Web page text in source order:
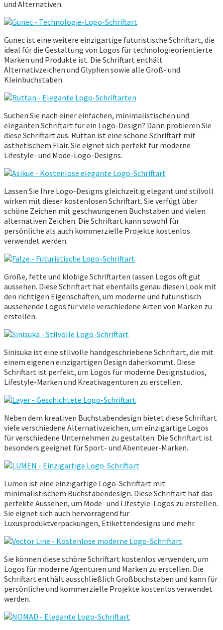
und Alternativen.
Gunec ist eine weitere einzigartige futuristische Schriftart, die
ideal für die Gestaltung von Logos für technologieorientierte
Marken und Produkte ist. Die Schriftart enthält
Alternativzeichen und Glyphen sowie alle Groß- und
Kleinbuchstaben.
Suchen Sie nach einer einfachen, minimalistischen und
eleganten Schriftart für ein Logo-Design? Dann probieren Sie
diese Schriftart aus. Ruttan ist eine schöne Schriftart mit
ästhetischem Flair. Sie eignet sich perfekt für moderne
Lifestyle- und Mode-Logo-Designs.
Lassen Sie Ihre Logo-Designs gleichzeitig elegant und stilvoll
wirken mit dieser kostenlosen Schriftart. Sie verfügt über
schöne Zeichen mit geschwungenen Buchstaben und vielen
alternativen Zeichen. Die Schriftart kann sowohl für
persönliche als auch kommerzielle Projekte kostenlos
verwendet werden.
Große, fette und klobige Schriftarten lassen Logos oft gut
aussehen. Diese Schriftart hat ebenfalls genau diesen Look mit
den richtigen Eigenschaften, um moderne und futuristisch
aussehende Logos für viele verschiedene Arten von Marken zu
erstellen.
Sinisuka ist eine stilvolle handgeschriebene Schriftart, die mit
einem eigenen einzigartigen Design daherkommt. Diese
Schriftart ist perfekt, um Logos für moderne Designstudios,
Lifestyle-Marken und Kreativagenturen zu erstellen.
Neben dem kreativen Buchstabendesign bietet diese Schriftart
viele verschiedene Alternativzeichen, um einzigartige Logos
für verschiedene Unternehmen zu gestalten. Die Schriftart ist
besonders geeignet für Sport- und Abenteuer-Marken.
Lumen ist eine einzigartige Logo-Schriftart mit
minimalistischem Buchstabendesign. Diese Schriftart hat das
perfekte Aussehen, um Mode- und Lifestyle-Logos zu erstellen.
Sie eignet sich auch hervorragend für
Luxusproduktverpackungen, Etikettendesigns und mehr.
Sie können diese schöne Schriftart kostenlos verwenden, um
Logos für moderne Agenturen und Marken zu erstellen. Die
Schriftart enthält ausschließlich Großbuchstaben und kann für
persönliche und kommerzielle Projekte kostenlos verwendet
werden.